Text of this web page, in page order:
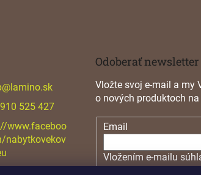
@lamino.sk
525 427
www.faceboo
nabytkovekov
Odoberať newsletter
Vložte svoj e-mail a my
o nových produktoch
Email
Vložením e-mailu